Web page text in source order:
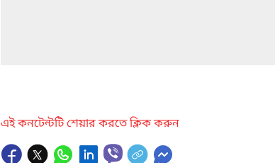
এই কনটেন্টটি শেয়ার করতে ক্লিক করুন